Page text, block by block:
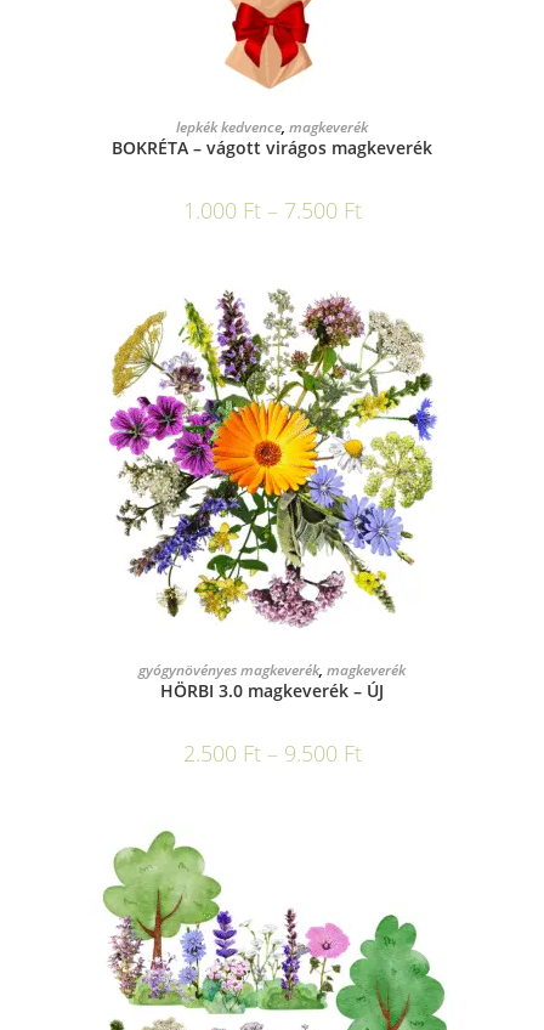
OPCIÓK VÁLASZTÁSA
lepkék kedvence, magkeverék
BOKRÉTA – vágott virágos magkeverék
1.000 Ft – 7.500 Ft
OPCIÓK VÁLASZTÁSA
gyógynövényes magkeverék, magkeverék
HÖRBI 3.0 magkeverék – ÚJ
2.500 Ft – 9.500 Ft